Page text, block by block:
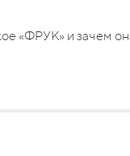
«ФРУК» и зачем